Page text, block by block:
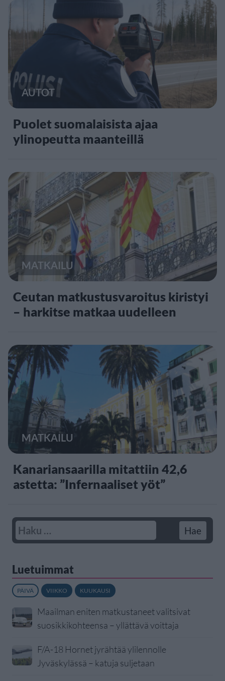
AUTOT
Puolet suomalaisista ajaa
ylinopeutta maanteillä
MATKAILU
Ceutan matkustusvaroitus kiristyi
– harkitse matkaa uudelleen
MATKAILU
Kanariansaarilla mitattiin 42,6
astetta: ”Infernaaliset yöt”
Luetuimmat
PÄIVÄ VIIKKO KUUKAUSI
Maailman eniten matkustaneet valitsivat
suosikkikohteensa – yllättävä voittaja
F/A-18 Hornet jyrähtää ylilennolle
Jyväskylässä – katuja suljetaan